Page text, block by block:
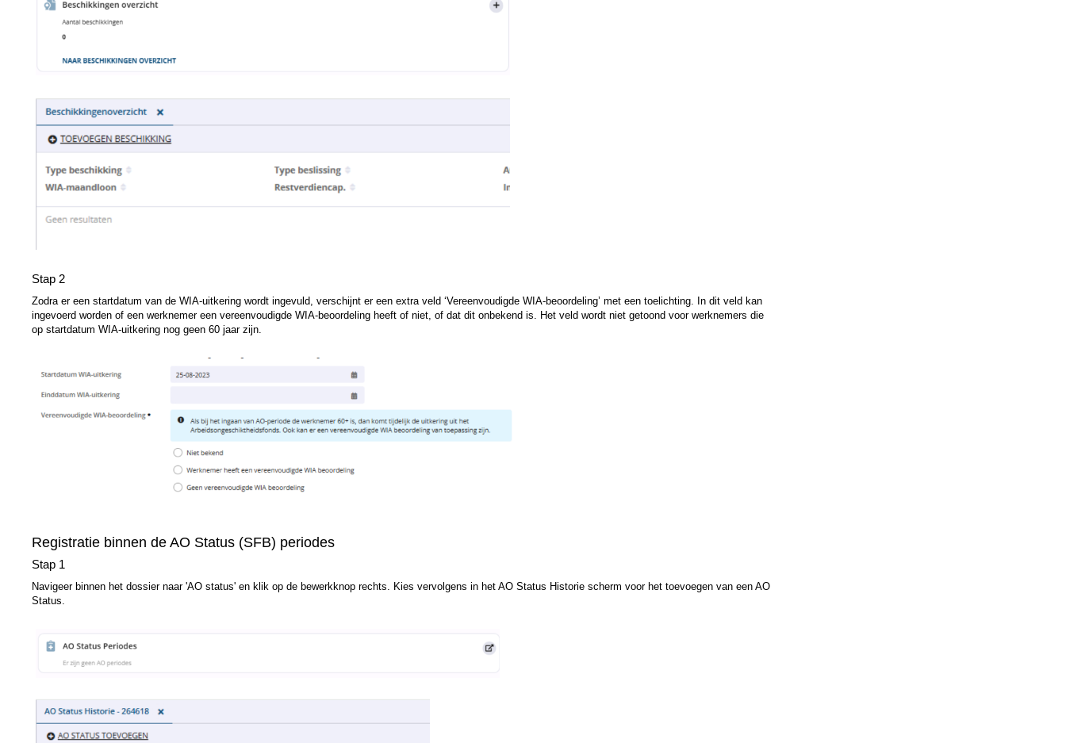
Stap 2
Zodra er een startdatum van de WIA-uitkering wordt ingevuld, verschijnt er een extra veld ‘Vereenvoudigde WIA-beoordeling’ met een toelichting. In dit veld kan
ingevoerd worden of een werknemer een vereenvoudigde WIA-beoordeling heeft of niet, of dat dit onbekend is. Het veld wordt niet getoond voor werknemers die
op startdatum WIA-uitkering nog geen 60 jaar zijn.
Registratie binnen de AO Status (SFB) periodes
Stap 1
Navigeer binnen het dossier naar 'AO status' en klik op de bewerkknop rechts. Kies vervolgens in het AO Status Historie scherm voor het toevoegen van een AO
Status.